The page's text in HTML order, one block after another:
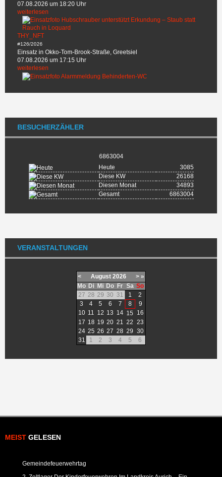
07.08.2026 um 18:20 Uhr
weiterlesen
THY_NFT
#126/2026
Einsatz in Okko-Tom-Brook-Straße, Greetsiel
07.08.2026 um 17:15 Uhr
weiterlesen
BESUCHERZÄHLER
6863004
Heute
3085
Diese KW
26168
Diesen Monat
34893
Gesamt
6863004
VERANSTALTUNGEN
< August 2026 > »
Mo Di Mi Do Fr Sa So
27 28 29 30 31 1
2
3
4 5 6 7 8
9
10 11 12 13 14 15
16
17 18 19 20 21 22 23
24 25 26 27 28 29 30
31
1 2 3 4 5 6
MEIST GELESEN
Gemeindefeuerwehrtag